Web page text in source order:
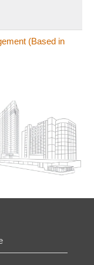
(Based in